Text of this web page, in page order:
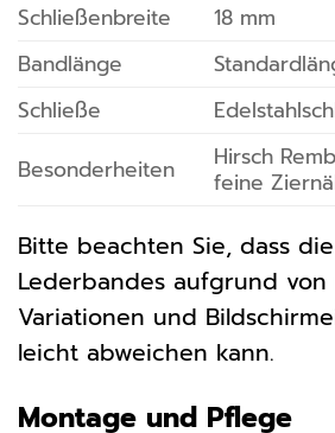
Schließenbreite
18 mm
Bandlänge
Schließe
Besonderheiten
Hirsch
feine
Bitte beachten Sie, dass
Lederbandes aufgrund
Variationen und
leicht abweichen kann.
Montage und Pflege